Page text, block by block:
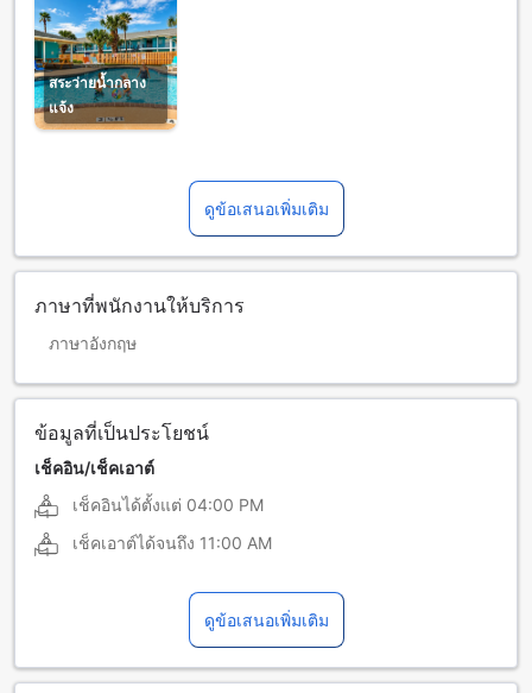
สระว่ายน้ำกลาง
แจ้ง
ดูข้อเสนอเพิ่มเติม
ภาษาที่พนักงานให้บริการ
ภาษาอังกฤษ
ข้อมูลที่เป็นประโยชน์
เช็คอิน/เช็คเอาต์
เช็คอินได้ตั้งแต่ 04:00 PM
เช็คเอาต์ได้จนถึง 11:00 AM
ดูข้อเสนอเพิ่มเติม